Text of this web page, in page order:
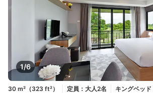
1/6
30 m²（323 ft²） 定員：大人2名
キングベッド